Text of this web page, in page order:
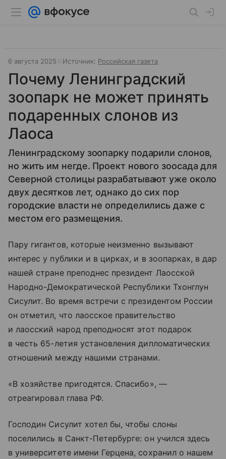
6 августа 2025 Источник: Российская газета
Почему Ленинградский
зоопарк не может принять
подаренных слонов из
Лаоса
Ленинградскому зоопарку подарили слонов,
но жить им негде. Проект нового зоосада для
Северной столицы разрабатывают уже около
двух десятков лет, однако до сих пор
городские власти не определились даже с
местом его размещения.
Пару гигантов, которые неизменно вызывают
интерес у публики и в цирках, и в зоопарках, в дар
нашей стране преподнес президент Лаосской
Народно-Демократической Республики Тхонглун
Сисулит. Во время встречи с президентом России
он отметил, что лаосское правительство
и лаосский народ преподносят этот подарок
в честь 65-летия установления дипломатических
отношений между нашими странами.
«В хозяйстве пригодятся. Спасибо», —
отреагировал глава РФ.
Господин Сисулит хотел бы, чтобы слоны
поселились в Санкт-Петербурге: он учился здесь
в университете имени Герцена, сохранил о нашем